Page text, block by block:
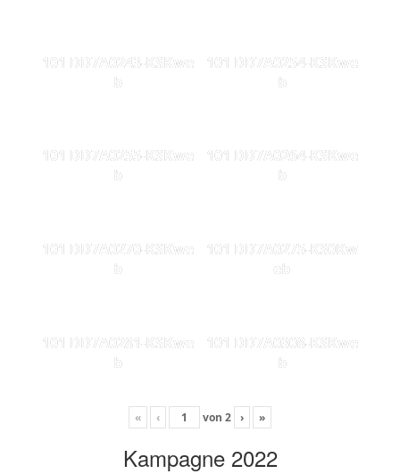
101 DD7A0243-KSKwe
b
101 DD7A0254-KSKwe
b
101 DD7A0255-KSKwe
b
101 DD7A0264-KSKwe
b
101 DD7A0270-KSKwe
b
101 DD7A0275-KS0Kw
eb
101 DD7A0281-KSKwe
b
101 DD7A0308-KSKwe
b
« ‹ von 2 › »
Kampagne 2022